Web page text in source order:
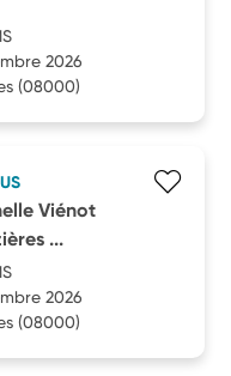
2026
(08000)
Viénot
...
2026
(08000)